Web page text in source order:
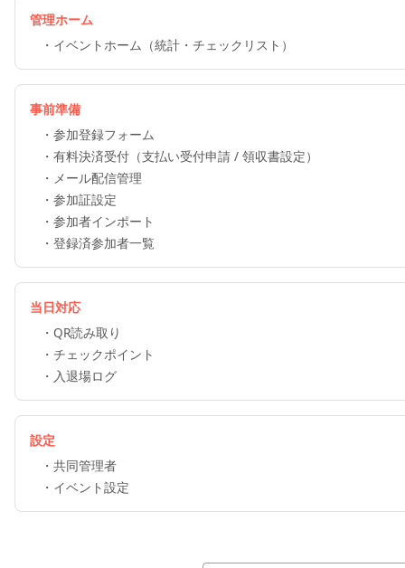
管理ホーム
・ イベントホーム（統計・チェックリスト）
事前準備
・ 参加登録フォーム
・ 有料決済受付（支払い受付申請 / 領収書設定）
・ メール配信管理
・ 参加証設定
・ 参加者インポート
・ 登録済参加者一覧
当日対応
・ QR読み取り
・ チェックポイント
・ 入退場ログ
設定
・ 共同管理者
・ イベント設定